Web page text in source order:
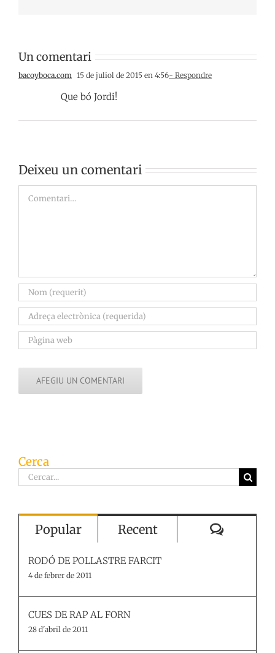
Un comentari
bacoyboca.com 15 de juliol de 2015 en 4:56- Respondre
Que bó Jordi!
Deixeu un comentari
Cerca
Cerca
Popular Recent
RODÓ DE POLLASTRE FARCIT
4 de febrer de 2011
CUES DE RAP AL FORN
28 d'abril de 2011